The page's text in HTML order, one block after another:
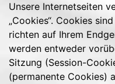
Unsere Internetseiten
„Cookies“. Cookies
richten auf Ihrem
werden entweder
Sitzung (Session-
(permanente Cookies)